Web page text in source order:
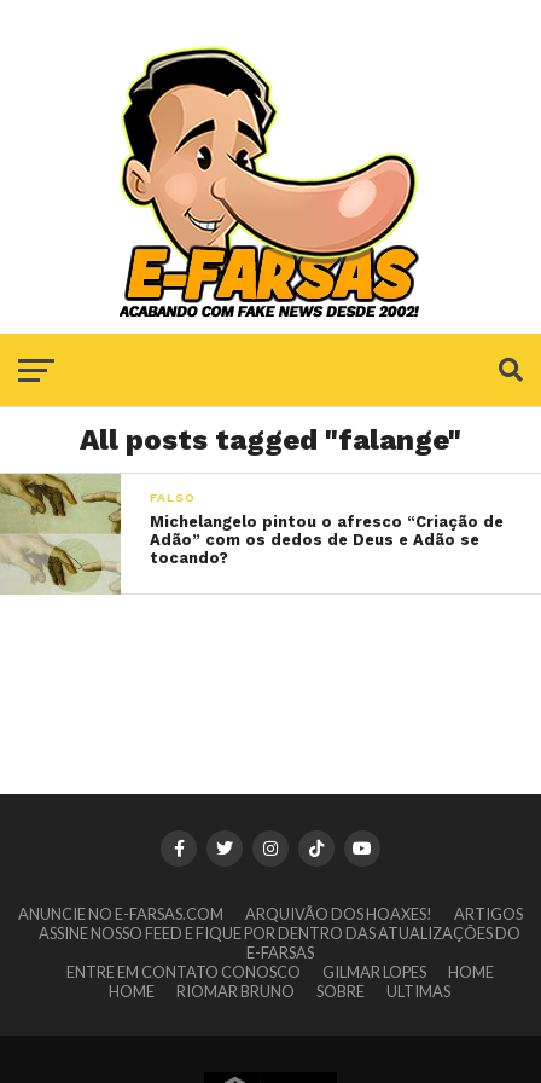
All posts tagged "falange"
FALSO
Michelangelo pintou o afresco “Criação de
Adão” com os dedos de Deus e Adão se
tocando?
ANUNCIE NO E-FARSAS.COM ARQUIVÃO DOS HOAXES!
ARTIGOS
ASSINE NOSSO FEED E FIQUE POR DENTRO DAS ATUALIZAÇÕES DO
E-FARSAS
ENTRE EM CONTATO CONOSCO
GILMAR LOPES
HOME
HOME
RIOMAR BRUNO SOBRE ULTIMAS